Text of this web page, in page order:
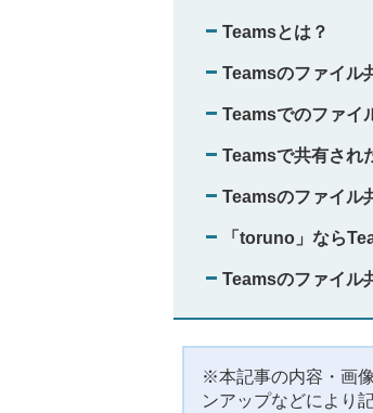
Teamsとは？
Teamsのファイル
Teamsでのファイ
Teamsで共有され
Teamsのファイル
「toruno」なら
Teamsのファイル
※本記事の内容・画
ンアップなどにより